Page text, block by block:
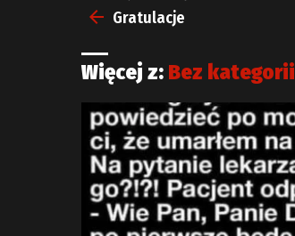
więcejGratulacje
Więcej z: Bez kategorii